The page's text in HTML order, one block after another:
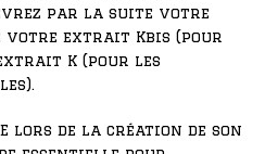
par la suite votre
votre extrait Kbis (pour
K (pour les
lors de la création de son